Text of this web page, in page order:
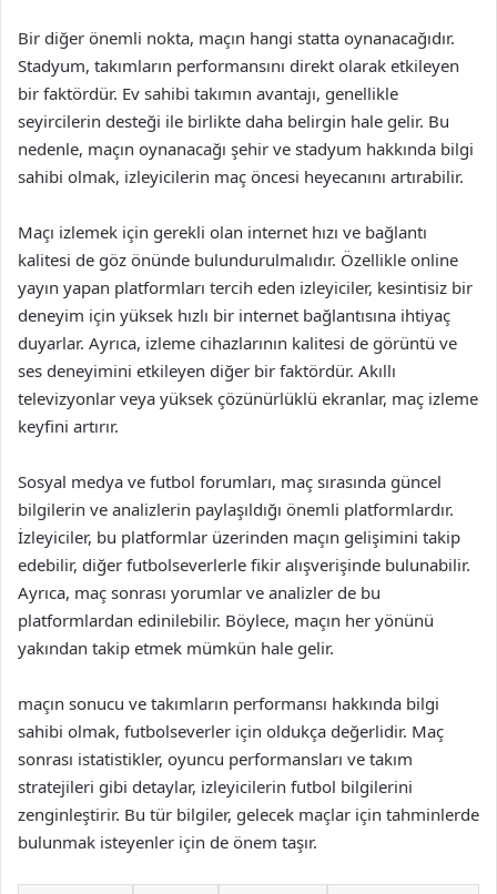
Bir diğer önemli nokta, maçın hangi statta oynanacağıdır.
Stadyum, takımların performansını direkt olarak etkileyen
bir faktördür. Ev sahibi takımın avantajı, genellikle
seyircilerin desteği ile birlikte daha belirgin hale gelir. Bu
nedenle, maçın oynanacağı şehir ve stadyum hakkında bilgi
sahibi olmak, izleyicilerin maç öncesi heyecanını artırabilir.
Maçı izlemek için gerekli olan internet hızı ve bağlantı
kalitesi de göz önünde bulundurulmalıdır. Özellikle online
yayın yapan platformları tercih eden izleyiciler, kesintisiz bir
deneyim için yüksek hızlı bir internet bağlantısına ihtiyaç
duyarlar. Ayrıca, izleme cihazlarının kalitesi de görüntü ve
ses deneyimini etkileyen diğer bir faktördür. Akıllı
televizyonlar veya yüksek çözünürlüklü ekranlar, maç izleme
keyfini artırır.
Sosyal medya ve futbol forumları, maç sırasında güncel
bilgilerin ve analizlerin paylaşıldığı önemli platformlardır.
İzleyiciler, bu platformlar üzerinden maçın gelişimini takip
edebilir, diğer futbolseverlerle fikir alışverişinde bulunabilir.
Ayrıca, maç sonrası yorumlar ve analizler de bu
platformlardan edinilebilir. Böylece, maçın her yönünü
yakından takip etmek mümkün hale gelir.
maçın sonucu ve takımların performansı hakkında bilgi
sahibi olmak, futbolseverler için oldukça değerlidir. Maç
sonrası istatistikler, oyuncu performansları ve takım
stratejileri gibi detaylar, izleyicilerin futbol bilgilerini
zenginleştirir. Bu tür bilgiler, gelecek maçlar için tahminlerde
bulunmak isteyenler için de önem taşır.